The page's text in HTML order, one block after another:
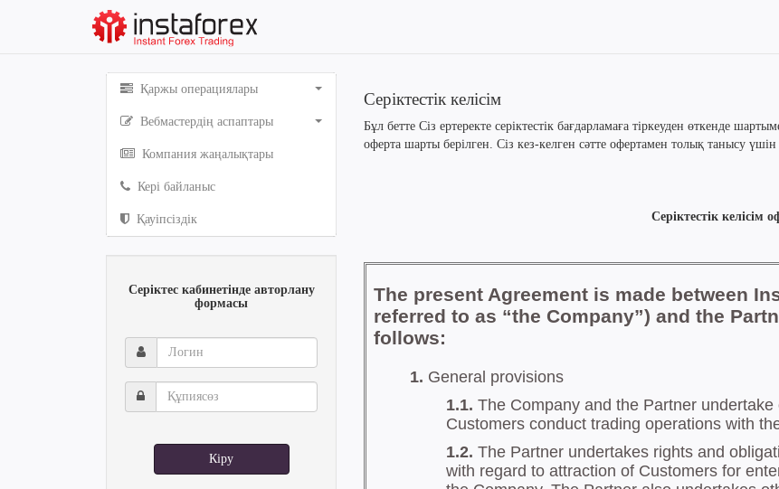
Қаржы операциялары
Вебмастердің аспаптары
Компания жаңалықтары
Кері байланыс
Қауіпсіздік
Серіктес кабинетінде авторлану
формасы
Логин
Құпиясөз
Кіру
Серіктестік келісім
Бұл бетте Сіз ертеректе серіктестік бағдарламаға тіркеуден өткенде
оферта шарты берілген. Сіз кез-келген сәтте офертамен толық танысу
Серіктестік келісім